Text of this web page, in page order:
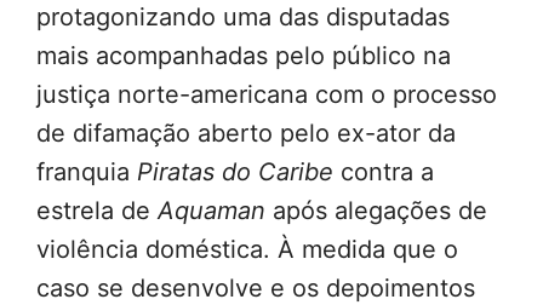
protagonizando uma das disputadas
mais acompanhadas pelo público na
justiça norte-americana com o processo
de difamação aberto pelo ex-ator da
franquia Piratas do Caribe contra a
estrela deAquaman após alegações de
violência doméstica. À medida que o
caso se desenvolve e os depoimentos